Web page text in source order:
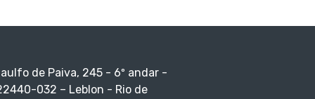
de Paiva, 245 - 6º andar -
032 – Leblon - Rio de